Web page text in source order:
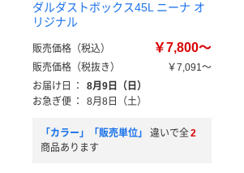
ダルダストボックス45L ニーナ オ
リジナル
販売価格（税込） ￥7,800～
販売価格（税抜き）
￥7,091～
お届け日
：
8月9日（日）
お急ぎ便 ： 8月8日（土）
「カラー」「販売単位」 違いで全2
商品あります